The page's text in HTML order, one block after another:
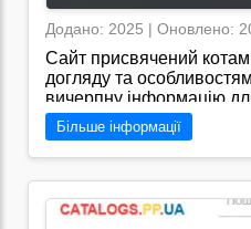
Додано: 2025 | Оновлено:
Сайт присвячений
догляду та
вичерпну інформацію
любителів чотирилапих/
"https://dog-cat.ukr-
різноманітну
собаками, від корисних
про цих тварин. Саме
на багато питань, що
Більше інформації